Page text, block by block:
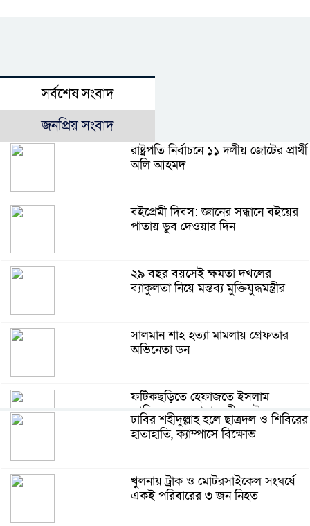
সর্বশেষ সংবাদ
জনপ্রিয় সংবাদ
রাষ্ট্রপতি নির্বাচনে ১১ দলীয় জোটের প্রার্থী
অলি আহমদ
বইপ্রেমী দিবস: জ্ঞানের সন্ধানে বইয়ের
পাতায় ডুব দেওয়ার দিন
২৯ বছর বয়সেই ক্ষমতা দখলের
ব্যাকুলতা নিয়ে মন্তব্য মুক্তিযুদ্ধমন্ত্রীর
সালমান শাহ হত্যা মামলায় গ্রেফতার
অভিনেতা ডন
ফটিকছড়িতে হেফাজতে ইসলাম
আমিরের সঙ্গে প্রধানমন্ত্রীর সৌজন্য
সাক্ষাৎ
ও চারা বিতরণ কর্মসূচি সম্পন্ন
ঢাবির শহীদুল্লাহ হলে ছাত্রদল ও শিবিরের
হাতাহাতি, ক্যাম্পাসে বিক্ষোভ
খুলনায় ট্রাক ও মোটরসাইকেল সংঘর্ষে
একই পরিবারের ৩ জন নিহত